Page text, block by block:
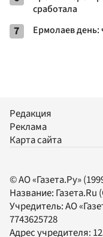
сработала
7 Ермолаев день:
Редакция
Реклама
Карта сайта
© АО «Газета.Ру»
Название: Газета.Ru
Учредитель:АО
7743625728
Адрес учредителя: